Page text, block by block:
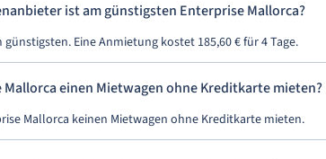
ist am günstigsten Enterprise Mallorca?
Eine Anmietung kostet 185,60 € für 4 Tage.
Mallorca einen Mietwagen ohne Kreditkarte mieten?
Mallorca keinen Mietwagen ohne Kreditkarte mieten.